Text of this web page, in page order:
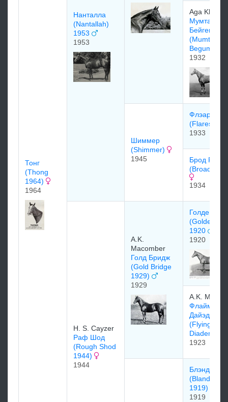
Тонг
(Thong
1964)
1964
Нанталла
(Nantallah)
1953
1953
Aga Khan
Mумтаз
Бeйгeм
(Mumtaz
Begum)
1932
Шиммер
(Shimmer)
1945
Флэарс
(Flares)
1933
Брод
(Broad
1934
H. S. Cayzer
Раф Шод
(Rough Shod
1944)
1944
A.K.
Macomber
Голд Бридж
(Gold Bridge
1929)
1929
Голден
(Golden
1920
1920
A.K.
Флайминг
Дайэдем
(Flying
Diadem)
1923
Блэндфорд
(Blandford
1919)
1919